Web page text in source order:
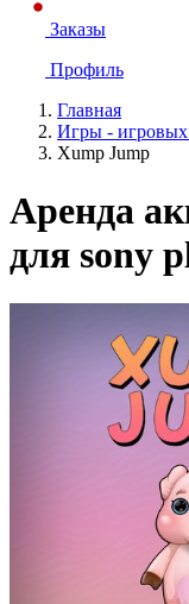
Заказы
Профиль
Главная
Игры - игровых
Xump Jump
Аренда
для sony